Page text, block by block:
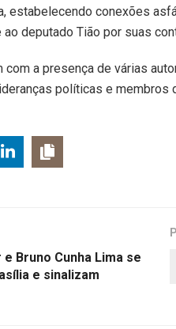
estabelecendo conexões
deputado Tião por suas
com a presença de várias
políticas e membros
Bruno Cunha Lima se
e sinalizam